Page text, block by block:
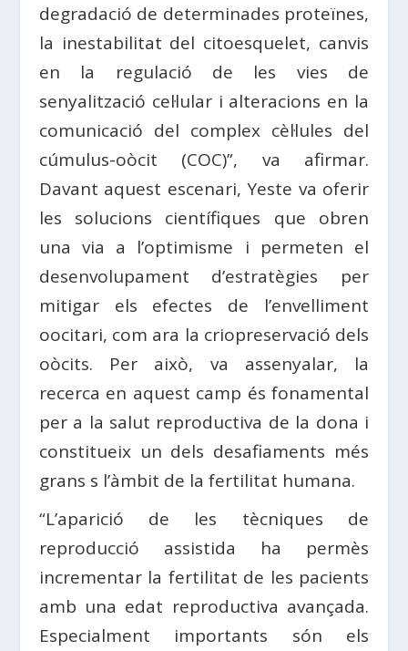
degradació de determinades proteïnes,
la inestabilitat del citoesquelet, canvis
en la regulació de les vies de
senyalització cel·lular i alteracions en la
comunicació del complex cèl·lules del
cúmulus-oòcit (COC)”, va afirmar.
Davant aquest escenari, Yeste va oferir
les solucions científiques que obren
una via a l’optimisme i permeten el
desenvolupament d’estratègies per
mitigar els efectes de l’envelliment
oocitari, com ara la criopreservació dels
oòcits. Per això, va assenyalar, la
recerca en aquest camp és fonamental
per a la salut reproductiva de la dona i
constitueix un dels desafiaments més
grans s l’àmbit de la fertilitat humana.
“L’aparició de les tècniques de
reproducció assistida ha permès
incrementar la fertilitat de les pacients
amb una edat reproductiva avançada.
Especialment importants són els